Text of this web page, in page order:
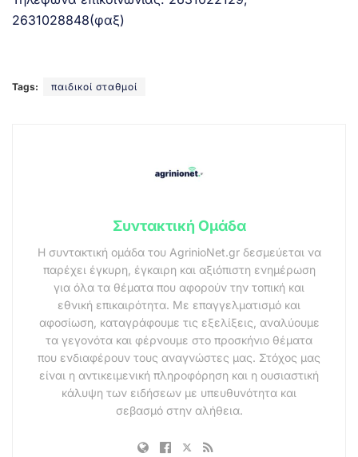
2631028848(φαξ)
Tags: παιδικοί σταθμοί
Συντακτική Ομάδα
Η συντακτική ομάδα του AgrinioNet.gr δεσμεύεται να
παρέχει έγκυρη, έγκαιρη και αξιόπιστη ενημέρωση
για όλα τα θέματα που αφορούν την τοπική και
εθνική επικαιρότητα. Με επαγγελματισμό και
αφοσίωση, καταγράφουμε τις εξελίξεις, αναλύουμε
τα γεγονότα και φέρνουμε στο προσκήνιο θέματα
που ενδιαφέρουν τους αναγνώστες μας. Στόχος μας
είναι η αντικειμενική πληροφόρηση και η ουσιαστική
κάλυψη των ειδήσεων με υπευθυνότητα και
σεβασμό στην αλήθεια.